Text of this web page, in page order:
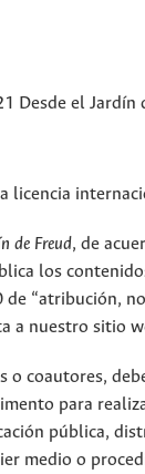
Desde el Jardín
licencia
de Freud, de
los
de “atribución,
a nuestro sitio
o coautores,
para
pública,
medio o